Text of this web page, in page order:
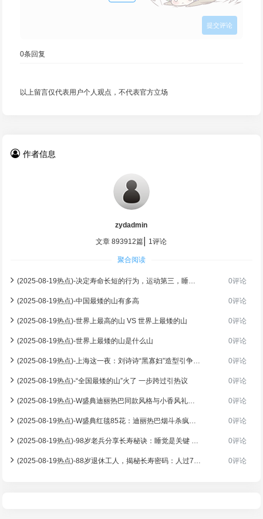
0条回复
以上留言仅代表用户个人观点，不代表官方立场
作者信息
zydadmin
文章 893912篇
1评论
聚合阅读
(2025-08-19热点)-决定寿命长短的行为，运动第三，睡觉第二，剩下一条很少有人做到 0评论
(2025-08-19热点)-中国最矮的山有多高 0评论
(2025-08-19热点)-世界上最高的山 VS 世界上最矮的山 0评论
(2025-08-19热点)-世界上最矮的山是什么山 0评论
(2025-08-19热点)-上海这一夜：刘诗诗“黑寡妇”造型引争议，倪妮布洛芬小人亮相，热巴美出新高度！ 0评论
(2025-08-19热点)-“全国最矮的山”火了 一步跨过引热议 0评论
(2025-08-19热点)-W盛典迪丽热巴同款风格与小香风礼服的时尚关联 0评论
(2025-08-19热点)-W盛典红毯85花：迪丽热巴烟斗杀疯，杨幂时尚哲学，倪妮红毯变艺术展！ 0评论
(2025-08-19热点)-98岁老兵分享长寿秘诀：睡觉是关键 长寿背后的玄机 0评论
(2025-08-19热点)-88岁退休工人，揭秘长寿密码：人过73岁少吃肉，多做这几件事 0评论